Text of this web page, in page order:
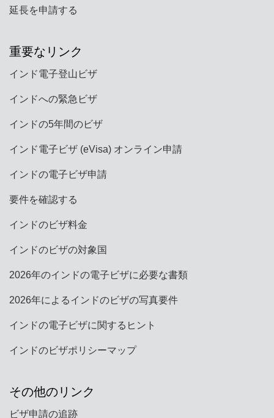
延長を申請する
重要なリンク
インド電子登山ビザ
インドへの緊急ビザ
インドの5年間のビザ
インド電子ビザ (eVisa) オンライン申請
インドの電子ビザ申請
要件を確認する
インドのビザ料金
インドのビザの対象国
2026年のインドの電子ビザに必要な書類
2026年によるインドのビザの写真要件
インドの電子ビザに関するヒント
インドのビザポリシーマップ
その他のリンク
ビザ申請の追跡